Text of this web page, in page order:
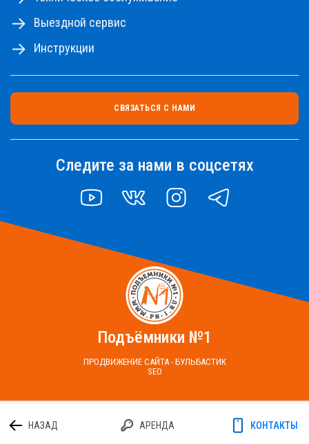
Выездной сервис
Инструкции
СВЯЗАТЬСЯ С НАМИ
Следите за нами в соцсетях
YOUTUBE VK INSTAGRAMTELEGRAM
Подъёмники №1
ПРОДВИЖЕНИЕ САЙТА - БУЛЬБАСТИК
SEO
НАЗАД АРЕНДА КОНТАКТЫ